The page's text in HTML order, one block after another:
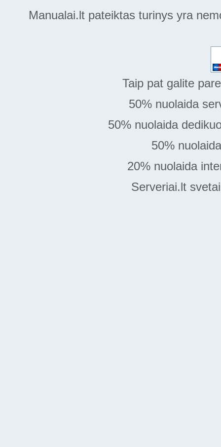
Manualai.lt pateiktas turinys yra
Taip pat galite
50% nuolaida
50% nuolaida
50%
20% nuolaida
Serveriai.lt